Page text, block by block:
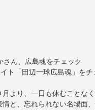
イト「田辺一球広島魂」を
月より、一日も休むことな
と、忘れられない名場面